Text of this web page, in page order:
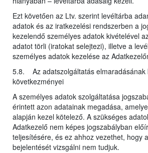
Ezt követően az Ltv. szerint levéltárba
adatok és az iratkezelési rendszerben a
kezelendő személyes adatok kivételével
adatot törli (iratokat selejtezi), illetve a
személyes adatok kezelése az
5.8. Az adatszolgáltatás elmaradásának
következményei
A személyes adatok szolgáltatása
érintett azon adatainak megadása,
alapján kezel kötelező. A szükséges
Adatkezelő nem képes jogszabályban
teljesítésére, és ez ahhoz vezethet, hogy
bejelentését vizsgálni nem tudjuk.